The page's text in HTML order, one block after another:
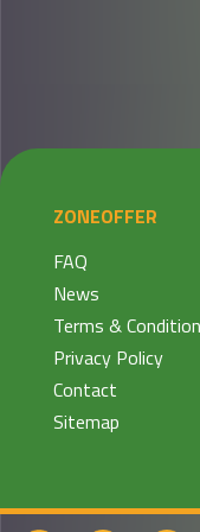
ZONEOFFER
FAQ
News
Terms &
Privacy Policy
Contact
Sitemap